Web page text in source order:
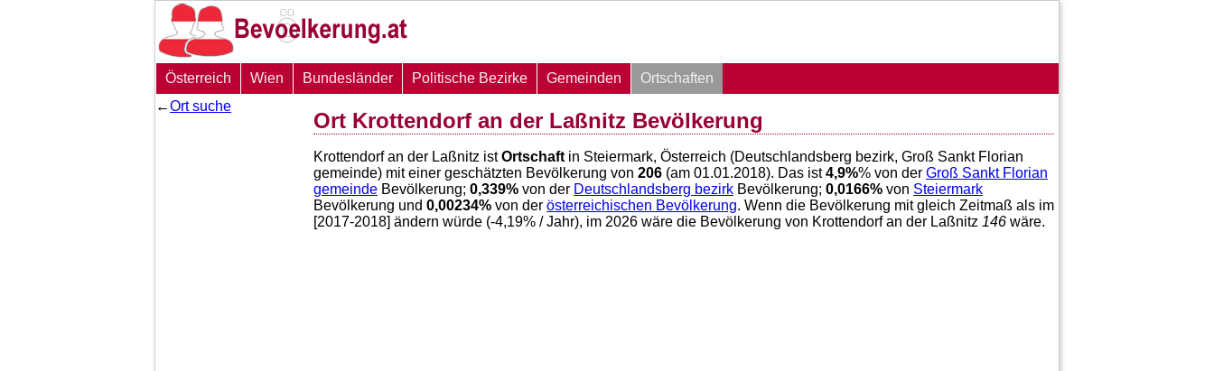
Österreich Wien Bundesländer Politische Bezirke Gemeinden
Ortschaften
←Ort suche
Ort Krottendorf an der Laßnitz Bevölkerung
Krottendorf an der Laßnitz istOrtschaft in Steiermark, Österreich (Deutschlandsberg bezirk, Groß Sankt Florian
gemeinde) mit einer geschätzten Bevölkerung von 206 (am 01.01.2018). Das ist4,9%% von der Groß Sankt Florian
gemeinde Bevölkerung; 0,339% von der Deutschlandsberg bezirk Bevölkerung; 0,0166% von Steiermark
Bevölkerung und 0,00234% von der österreichischen Bevölkerung. Wenn die Bevölkerung mit gleich Zeitmaß als im
[2017-2018] ändern würde (-4,19% / Jahr), im 2026 wäre die Bevölkerung von Krottendorf an der Laßnitz 146 wäre.